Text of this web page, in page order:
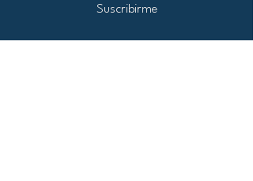
Suscribirme